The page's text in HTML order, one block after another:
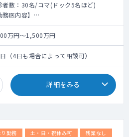
者数：30名/コマ(ドック5名ほど)
務医内容】
専任のドクターとして、来られた方の人
ック、検診を行っていただきます。
診察～結果の所見作成～内視鏡検査まで
くお願いいたします。(内視鏡はなしでも
)
心電図読影
射線科医師の読影バックアップあり
万円～1,500万円
（4日も場合によって相談可）
詳細をみる
勤務 土・日・祝休み可
残業なし